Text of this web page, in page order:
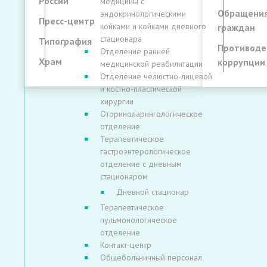
Пресс-центр
Типография
Храм
граждан
коррупции
эндокринологическими
койками и койками дневного
стационара
Отделение ранней
медицинской реабилитации
Отделение челюстно-лицевой
и костно-пластической
хирургии
Оториноларингологическое
отделение
Терапевтическое
гастроэнтерологическое
отделение с дневным
стационаром
Дневной стационар
Терапевтическое
пульмонологическое
отделение
Контакт-центр
Общебольничный персонал